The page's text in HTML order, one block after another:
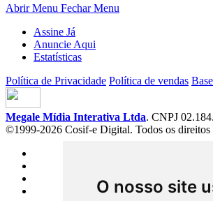
O nosso site
Abrir Menu Fechar Menu
Assine Já
Anuncie Aqui
Estatísticas
Política de Privacidade Política de vendas
Megale Mídia Interativa Ltda. CNPJ
©1999-2026 Cosif-e Digital. Todos os direitos